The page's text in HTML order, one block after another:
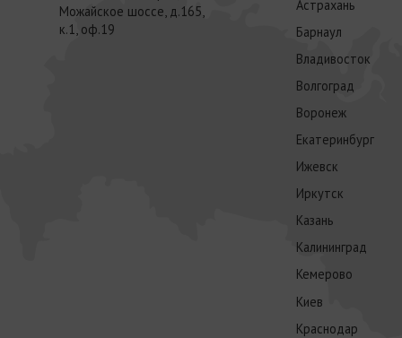
Можайское шоссе, д.165,
к.1, оф.19
Астрахань
Барнаул
Владивосток
Волгоград
Воронеж
Екатеринбург
Ижевск
Иркутск
Казань
Калининград
Кемерово
Киев
Краснодар